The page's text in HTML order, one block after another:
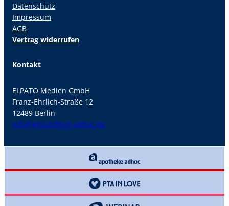
Datenschutz
Impressum
AGB
Vertrag widerrufen
Kontakt
ELPATO Medien GmbH
Franz-Ehrlich-Straße 12
12489 Berlin
info@gesundheit-adhoc.de